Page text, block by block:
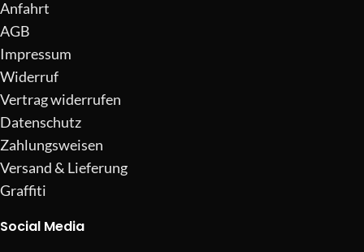
Anfahrt
AGB
Impressum
Widerruf
Vertrag widerrufen
Datenschutz
Zahlungsweisen
Versand & Lieferung
Graffiti
Social Media